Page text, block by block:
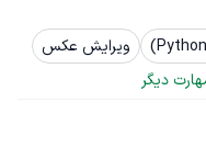
ویرایش عکس
دیگر